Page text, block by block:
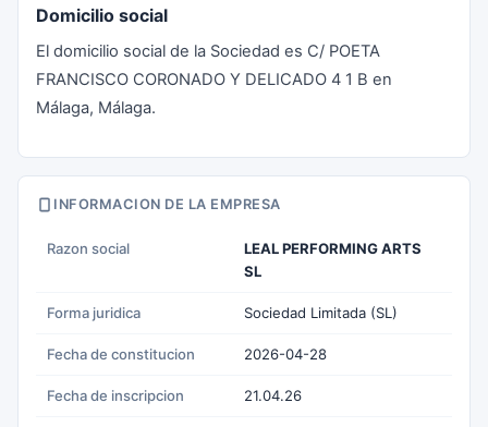
Domicilio social
El domicilio social de la Sociedad es C/ POETA
FRANCISCO CORONADO Y DELICADO 4 1 B en
Málaga, Málaga.
INFORMACION DE LA EMPRESA
Razon social
LEAL PERFORMING ARTS
SL
Forma juridica Sociedad Limitada (SL)
Fecha de constitucion 2026-04-28
Fecha de inscripcion 21.04.26